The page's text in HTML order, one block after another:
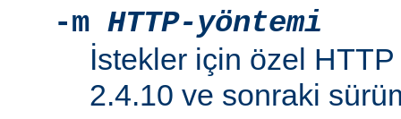
-m HTTP-yöntemi
İstekler için özel
2.4.10 ve sonraki